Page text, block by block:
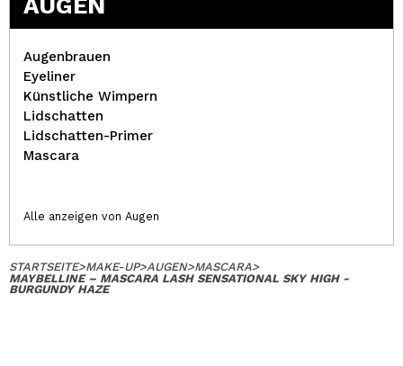
Augenbrauen
Eyeliner
Künstliche Wimpern
Lidschatten
Lidschatten-Primer
Mascara
Alle anzeigen von Augen
STARTSEITE>MAKE-UP>AUGEN>MASCARA>
MAYBELLINE – MASCARA LASH SENSATIONAL SKY HIGH -
BURGUNDY HAZE